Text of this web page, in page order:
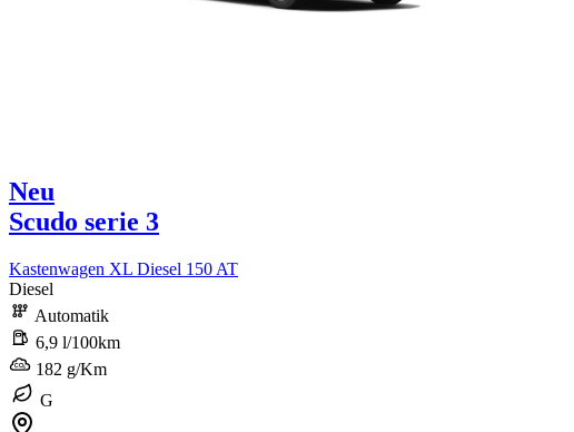
Neu
Scudo serie 3
Kastenwagen XL Diesel 150 AT
Diesel
Automatik
6,9 l/100km
182 g/Km
G